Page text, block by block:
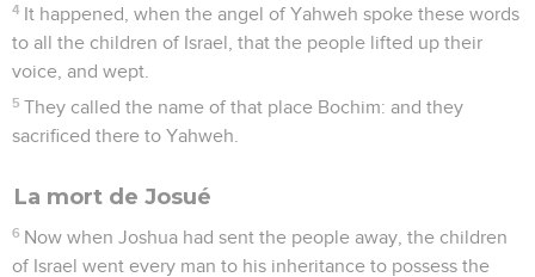
4 It happened, when the angel of Yahweh spoke these words
to all the children of Israel, that the people lifted up their
voice, and wept.
5 They called the name of that place Bochim: and they
sacrificed there to Yahweh.
La mort de Josué
6 Now when Joshua had sent the people away, the children
of Israel went every man to his inheritance to possess the